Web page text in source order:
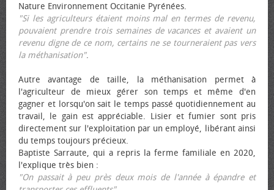
Nature Environnement Occitanie Pyrénées.
"Si les agriculteurs étaient moins mal en termes de revenu,
pouvaient prendre trois semaines de vacances et avaient un
revenu digne de ce nom, certains ne se tourneraient pas vers
la méthanisation".
Autre avantage de taille, la méthanisation permet à
l'agriculteur de mieux gérer son temps et même d'en
gagner et lorsqu'on sait le temps passé quotidiennement au
travail, le gain est appréciable. Lisier et fumier sont pris
directement sur l'exploitation par un employé, libérant ainsi
du temps toujours précieux.
Baptiste Sarraute, qui a repris la ferme familiale en 2020,
l'explique très bien :
"On passait à peu près deux mois de l'année à épandre et